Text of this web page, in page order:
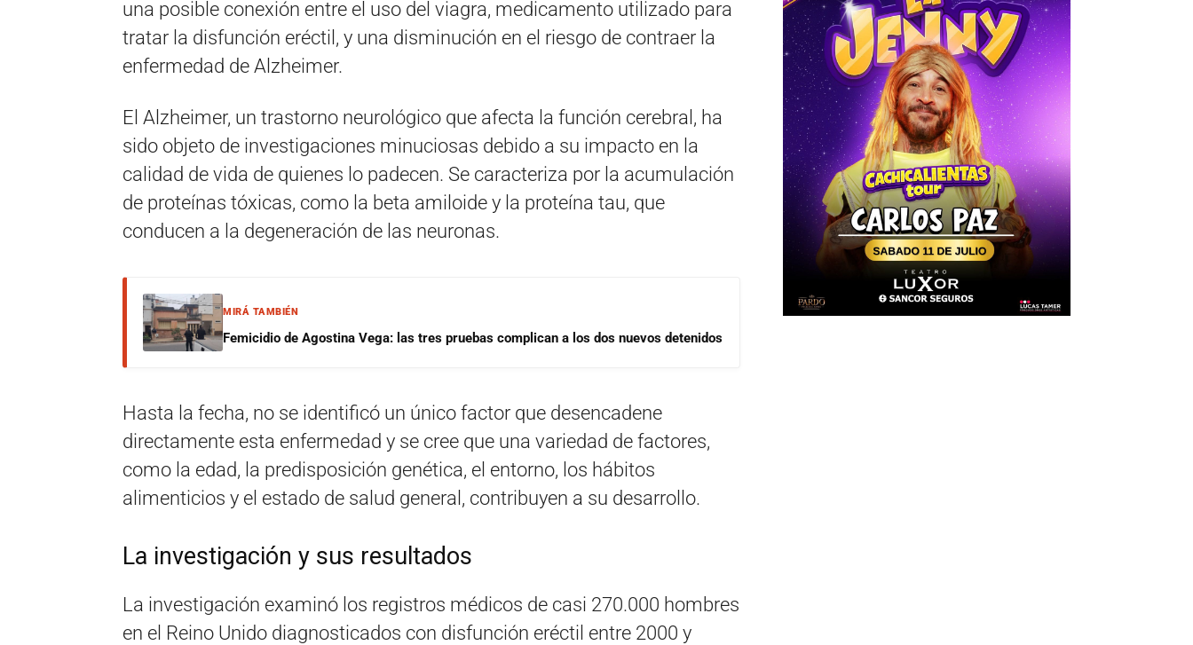
una posible conexión entre el uso del viagra, medicamento utilizado para
tratar la disfunción eréctil, y una disminución en el riesgo de contraer la
enfermedad de Alzheimer.
El Alzheimer, un trastorno neurológico que afecta la función cerebral, ha
sido objeto de investigaciones minuciosas debido a su impacto en la
calidad de vida de quienes lo padecen. Se caracteriza por la acumulación
de proteínas tóxicas, como la beta amiloide y la proteína tau, que
conducen a la degeneración de las neuronas.
MIRÁ TAMBIÉN
Femicidio de Agostina Vega: las tres pruebas complican a los dos nuevos detenidos
Hasta la fecha, no se identificó un único factor que desencadene
directamente esta enfermedad y se cree que una variedad de factores,
como la edad, la predisposición genética, el entorno, los hábitos
alimenticios y el estado de salud general, contribuyen a su desarrollo.
La investigación y sus resultados
La investigación examinó los registros médicos de casi 270.000 hombres
en el Reino Unido diagnosticados con disfunción eréctil entre 2000 y